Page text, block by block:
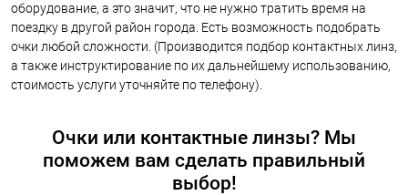
оборудование, а это значит, что не нужно тратить время на
поездку в другой район города. Есть возможность подобрать
очки любой сложности. (Производится подбор контактных линз,
а также инструктирование по их дальнейшему использованию,
стоимость услуги уточняйте по телефону).
Очки или контактные линзы? Мы
поможем вам сделать правильный
выбор!